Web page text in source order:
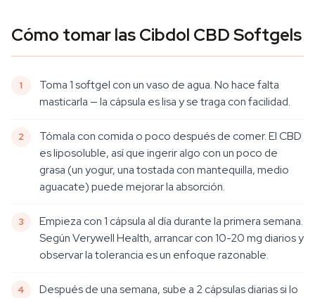
Cómo tomar las Cibdol CBD Softgels
Toma 1 softgel con un vaso de agua. No hace falta
masticarla — la cápsula es lisa y se traga con facilidad.
Tómala con comida o poco después de comer. El CBD
es liposoluble, así que ingerir algo con un poco de
grasa (un yogur, una tostada con mantequilla, medio
aguacate) puede mejorar la absorción.
Empieza con 1 cápsula al día durante la primera semana.
Según Verywell Health, arrancar con 10-20 mg diarios y
observar la tolerancia es un enfoque razonable.
Después de una semana, sube a 2 cápsulas diarias si lo